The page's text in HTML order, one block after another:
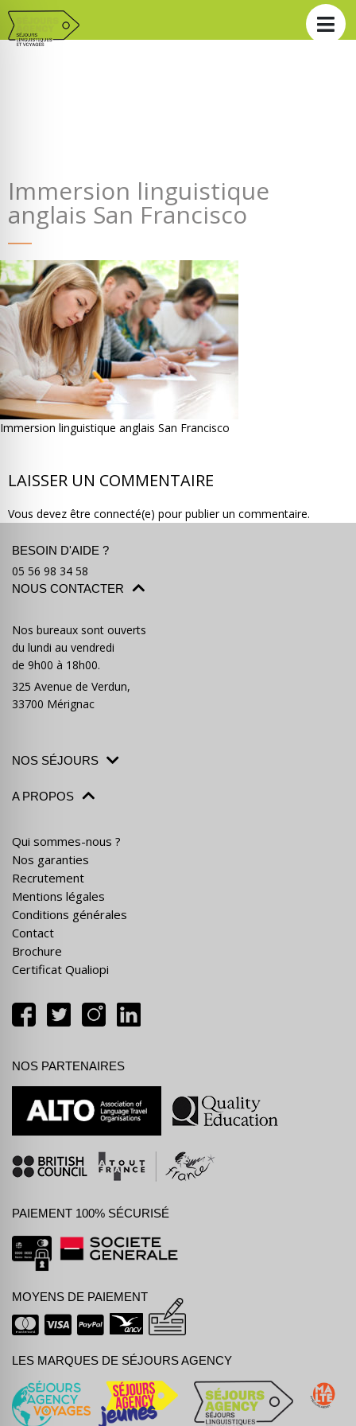
Immersion linguistique
anglais San Francisco
Immersion linguistique anglais San Francisco
LAISSER UN COMMENTAIRE
Vous devez être connecté(e) pour publier un commentaire.
BESOIN D'AIDE ?
05 56 98 34 58
NOUS CONTACTER
Nos bureaux sont ouverts
du lundi au vendredi
de 9h00 à 18h00.
325 Avenue de Verdun,
33700 Mérignac
NOS SÉJOURS
A PROPOS
Qui sommes-nous ?
Nos garanties
Recrutement
Mentions légales
Conditions générales
Contact
Brochure
Certificat Qualiopi
NOS PARTENAIRES
PAIEMENT 100% SÉCURISÉ
MOYENS DE PAIEMENT
LES MARQUES DE SÉJOURS AGENCY